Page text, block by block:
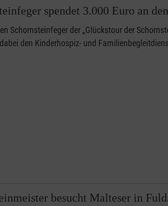
spendet 3.000 Euro an
Schornsteinfeger der „Glückstour der
den Kinderhospiz- und
besucht Malteser in